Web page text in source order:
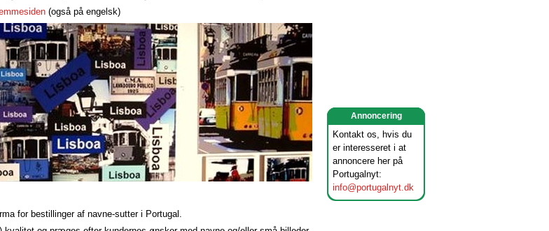
Annoncering
Kontakt os, hvis du
er interesseret i at
annoncere her på
Portugalnyt:
info@portugalnyt.dk
(også på engelsk)
for bestillinger af navne-sutter i Portugal.